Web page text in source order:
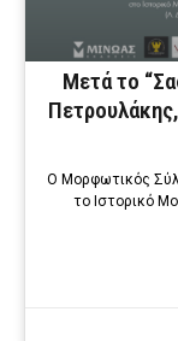
Μετά το
Ο Μορφωτικός
το Ιστορικό